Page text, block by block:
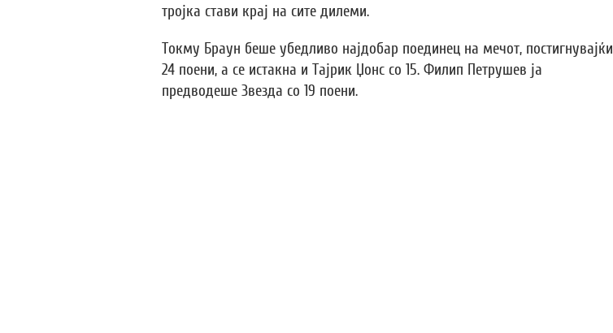
тројка стави крај на сите дилеми.
Токму Браун беше убедливо најдобар поединец на мечот, постигнувајќи
24 поени, а се истакна и Тајрик Џонс со 15. Филип Петрушев ја
предводеше Звезда со 19 поени.